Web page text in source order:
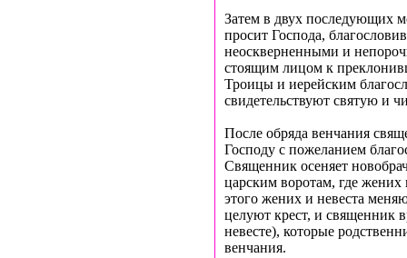
Затем в двух последующих
просит Господа,
неоскверненными и
стоящим лицом к
Троицы и иерейским
свидетельствуют святую и
После обряда венчания
Господу с пожеланием
Священник осеняет
царским воротам, где жених
этого жених и невеста
целуют крест, и священник
невесте), которые
венчания.